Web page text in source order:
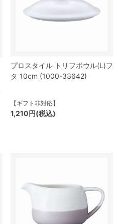
プロスタイル トリフボウル(L)フ
タ 10cm (1000-33642)
【ギフト非対応】
1,210円(税込)